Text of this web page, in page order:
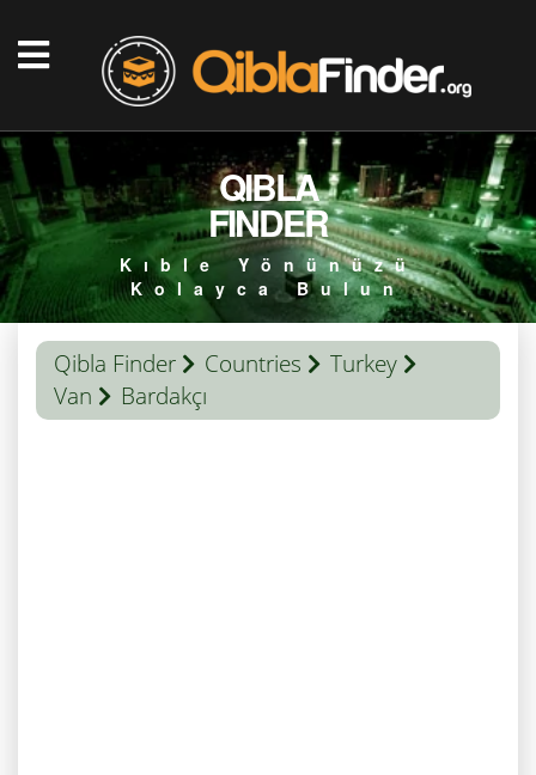
QIBLA
FINDER
Kıble Yönünüzü
Kolayca Bulun
Qibla Finder Countries
Turkey
Van
Bardakçı